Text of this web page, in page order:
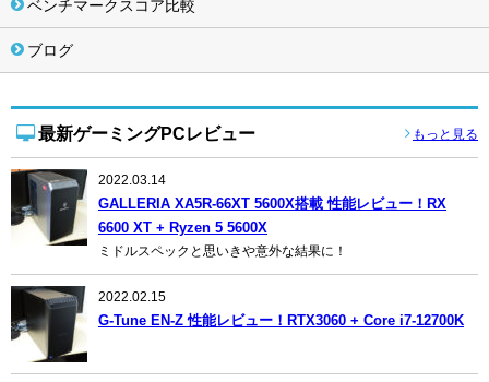
ベンチマークスコア比較
ブログ
最新ゲーミングPCレビュー もっと見る
2022.03.14
GALLERIA XA5R-66XT 5600X搭載 性能レビュー！RX
6600 XT + Ryzen 5 5600X
ミドルスペックと思いきや意外な結果に！
2022.02.15
G-Tune EN-Z 性能レビュー！RTX3060 + Core i7-12700K